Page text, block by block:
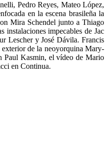
Pedro Reyes, Mateo López,
en la escena brasileña la
Mira Schendel junto a Thiago
impecables de Jac
Lescher y José Dávila. Francis
exterior de la neoyorquina Mary-
Paul Kasmin, el vídeo de Mario
en Continua.